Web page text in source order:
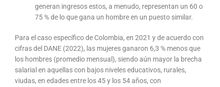
generan ingresos estos, a menudo, representan un 60 o
75 % de lo que gana un hombre en un puesto similar.
Para el caso específico de Colombia, en 2021 y de acuerdo con
cifras del DANE (2022), las mujeres ganaron 6,3 % menos que
los hombres (promedio mensual), siendo aún mayor la brecha
salarial en aquellas con bajos niveles educativos, rurales,
viudas, en edades entre los 45 y los 54 años, con